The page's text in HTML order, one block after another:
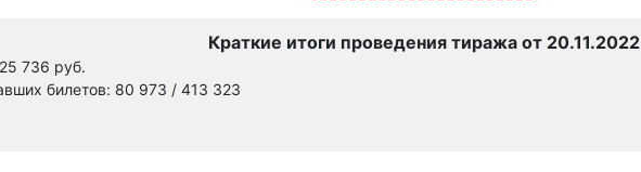
Краткие итоги проведения тиража от 20.11.2022
736 руб.
билетов: 80 973 / 413 323